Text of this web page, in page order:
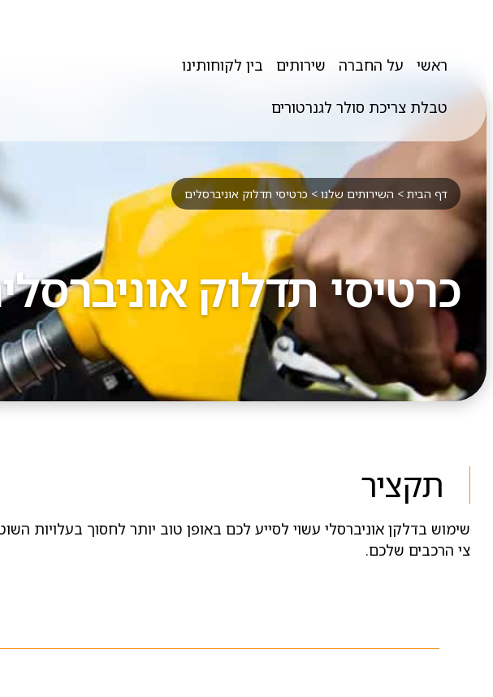
ראשי על החברה שירותים בין לקוחותינו
טבלת צריכת סולר לגנרטורים
דף הבית > השירותים שלנו>כרטיסי תדלוק אוניברסלים
כרטיסי תדלוק
תקציר
שימוש בדלקן אוניברסלי עשוי לסייע לכם באופן טוב יותר לחסוך בעלויות
צי הרכבים שלכם.